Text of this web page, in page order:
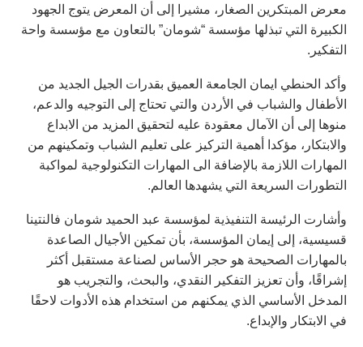
معرض المبتكرين الصغار، مشيرا إلى أن المعرض يتوج الجهود
الكبيرة التي تبذلها مؤسسة “شومان” بالتعاون مع مؤسسة واحة
التفكير.
وأكد الحنطي ايمان الجامعة العميق بقدرات الجيل الجديد من
الأطفال والشباب في الأردن والتي تحتاج إلى التوجيه والدعم،
منوها إلى أن الآمال معقودة عليه لتحقيق المزيد من الابداع
والابتكار، مؤكدا أهمية التركيز على تعليم الشباب وتمكينهم من
المهارات اللازمة بالإضافة الى المهارات التكنولوجية لمواكبة
التطورات السريعة التي يشهدها العالم.
وأشارت الرئيسة التنفيذية لمؤسسة عبد الحميد شومان فالنتينا
قسيسية، إلى إيمان المؤسسة، بأن تمكين الأجيال الصاعدة
بالمهارات الصحيحة هو حجر الأساس لصناعة مستقبل أكثر
إشراقًا، وأن تعزيز التفكير النقدي، والبحث، والتجريب هو
المدخل الأساسي الذي يمكنهم من استخدام هذه الأدوات لاحقًا
في الابتكار والإبداع.